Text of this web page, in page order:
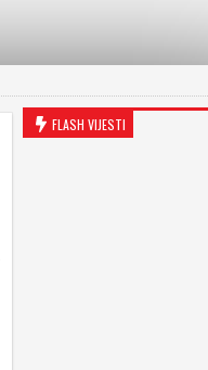
FLASH VIJESTI